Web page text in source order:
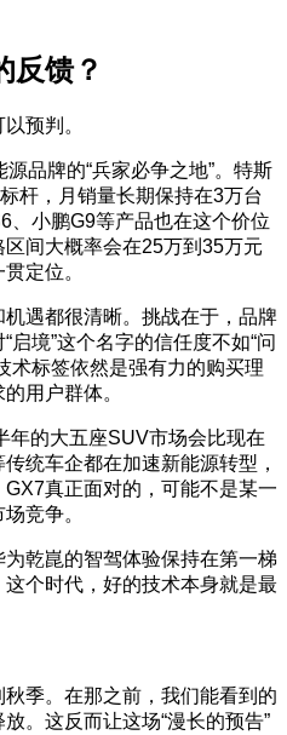
反馈？
预判。
品牌的“兵家必争之地”。特斯
杆，月销量长期保持在3万台
、小鹏G9等产品也在这个价位
间大概率会在25万到35万元
定位。
遇都很清晰。挑战在于，品牌
境”这个名字的信任度不如“问
术标签依然是强有力的购买理
用户群体。
年的大五座SUV市场会比现在
统车企都在加速新能源转型，
真正面对的，可能不是某一
竞争。
乾崑的智驾体验保持在第一梯
个时代，好的技术本身就是最
季。在那之前，我们能看到的
。这反而让这场“漫长的预告”